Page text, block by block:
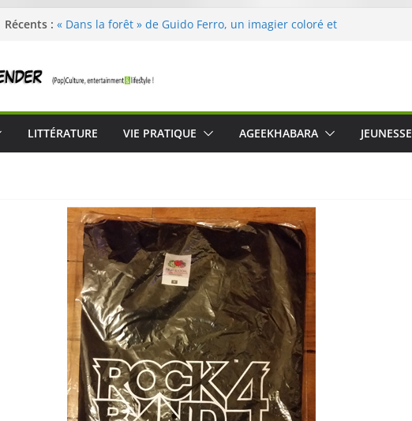
Récents : « Dans la forêt » de Guido Ferro, un imagier coloré et
Célestin en concert : une expérience intime et engagée à
« In The Beginning was The Water », le film concert
néoclassique de Nico Cartosio sur Prime Video le 6 octobre
Skullcandy dévoile le Crusher 540 Active : un casque audio
LITTÉRATURE VIE PRATIQUE AGEEKHABARA JEUNESSE